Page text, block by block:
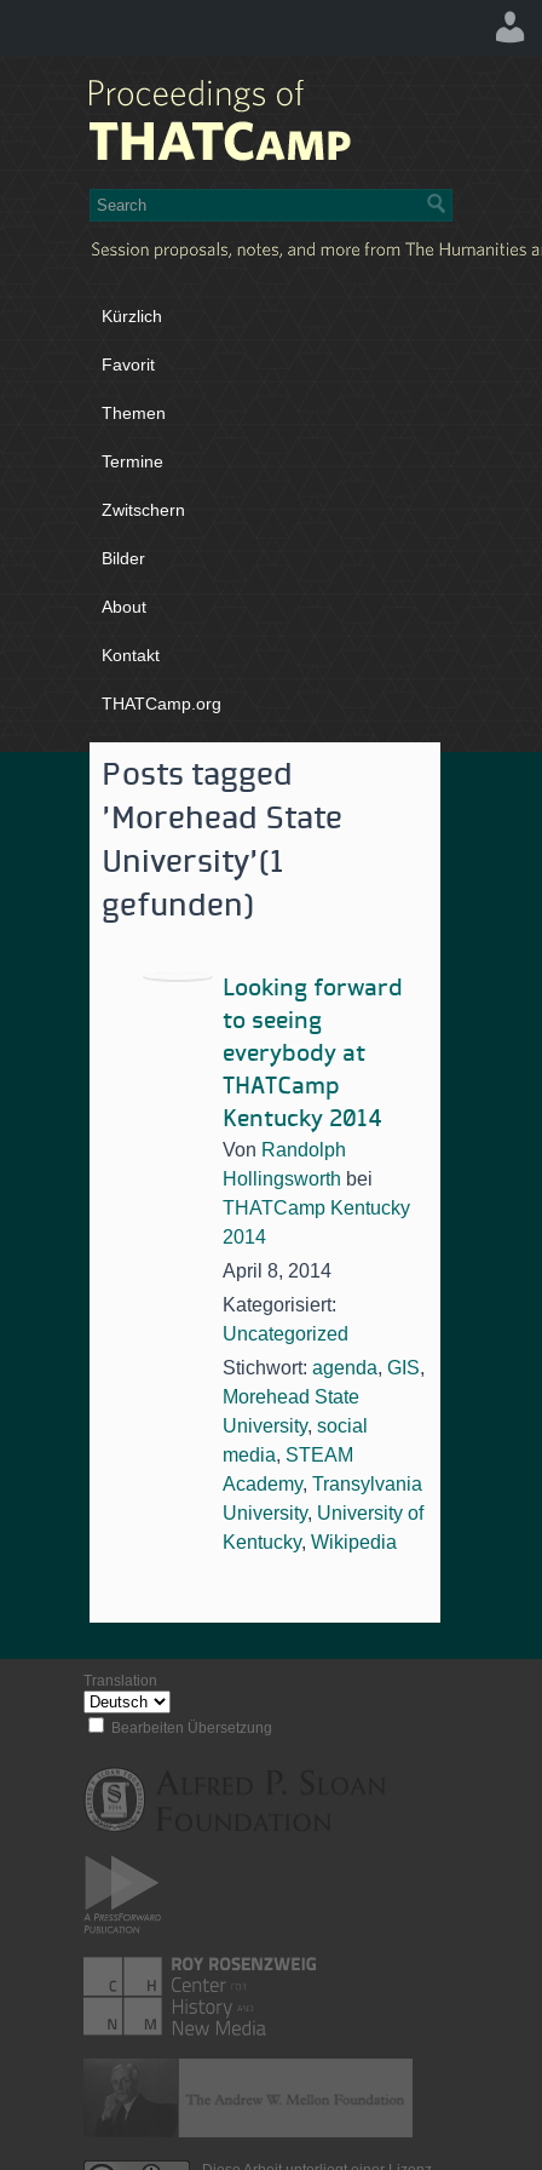
Kürzlich
Favorit
Themen
Termine
Zwitschern
Bilder
About
Kontakt
THATCamp.org
Posts tagged
'Morehead State
University'(1
gefunden)
Looking forward
to seeing
everybody at
THATCamp
Kentucky 2014
Von Randolph
Hollingsworth bei
THATCamp Kentucky
2014
April 8, 2014
Kategorisiert:
Uncategorized
Stichwort: agenda, GIS,
Morehead State
University, social
media, STEAM
Academy, Transylvania
University, University of
Kentucky, Wikipedia
Translation
Bearbeiten Übersetzung